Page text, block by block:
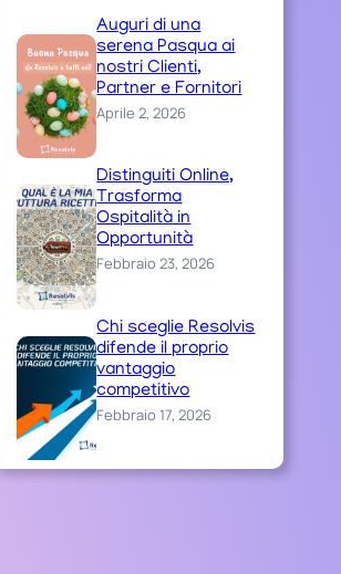
Auguri di una
serena Pasqua ai
nostri Clienti,
Partner e Fornitori
Aprile 2, 2026
Distinguiti Online,
Trasforma
Ospitalità in
Opportunità
Febbraio 23, 2026
Chi sceglie Resolvis
difende il proprio
vantaggio
competitivo
Febbraio 17, 2026